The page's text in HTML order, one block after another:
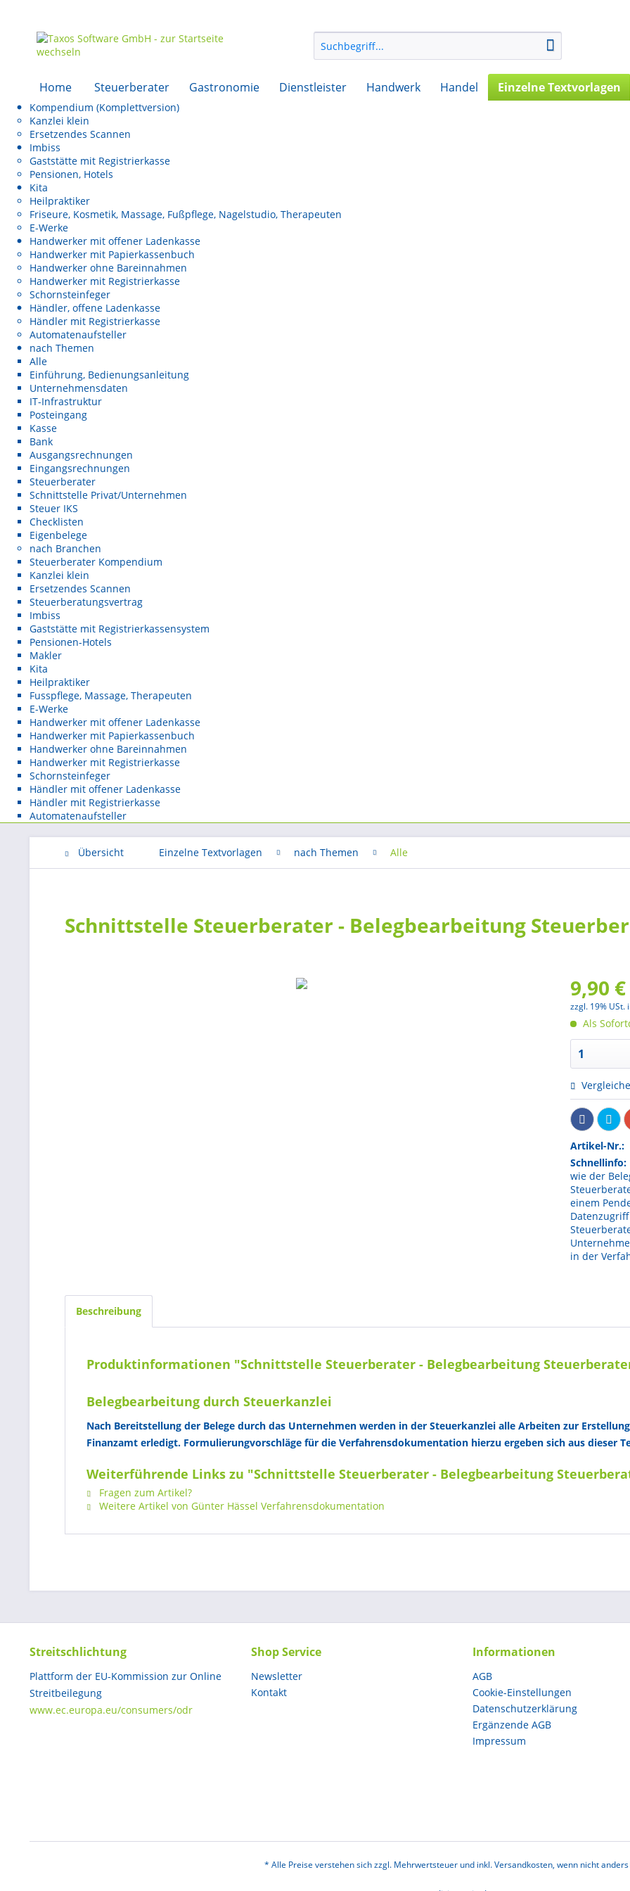
Home Steuerberater Gastronomie Dienstleister Handwerk Handel Einzelne Textvorlagen
Kompendium (Komplettversion)
Kanzlei klein
Ersetzendes Scannen
Imbiss
Gaststätte mit Registrierkasse
Pensionen, Hotels
Kita
Heilpraktiker
Friseure, Kosmetik, Massage, Fußpflege, Nagelstudio, Therapeuten
E-Werke
Handwerker mit offener Ladenkasse
Handwerker mit Papierkassenbuch
Handwerker ohne Bareinnahmen
Handwerker mit Registrierkasse
Schornsteinfeger
Händler, offene Ladenkasse
Händler mit Registrierkasse
Automatenaufsteller
nach Themen
Alle
Einführung, Bedienungsanleitung
Unternehmensdaten
IT-Infrastruktur
Posteingang
Kasse
Bank
Ausgangsrechnungen
Eingangsrechnungen
Steuerberater
Schnittstelle Privat/Unternehmen
Steuer IKS
Checklisten
Eigenbelege
nach Branchen
Steuerberater Kompendium
Kanzlei klein
Ersetzendes Scannen
Steuerberatungsvertrag
Imbiss
Gaststätte mit Registrierkassensystem
Pensionen-Hotels
Makler
Kita
Heilpraktiker
Fusspflege, Massage, Therapeuten
E-Werke
Handwerker mit offener Ladenkasse
Handwerker mit Papierkassenbuch
Handwerker ohne Bareinnahmen
Handwerker mit Registrierkasse
Schornsteinfeger
Händler mit offener Ladenkasse
Händler mit Registrierkasse
Automatenaufsteller
Übersicht Einzelne Textvorlagen nach Themen Alle
Schnittstelle Steuerberater - Belegbearbeitung
9,90
zzgl. 19%
Als
Artikel-Nr.:
Schnellinfo:
wie der
einem
in der
Beschreibung
Produktinformationen "Schnittstelle Steuerberater - Belegbearbeitung
Belegbearbeitung durch Steuerkanzlei
Nach Bereitstellung der Belege durch das Unternehmen werden in der Steuerkanzlei alle Arbeiten zur
Finanzamt erledigt. Formulierungvorschläge für die Verfahrensdokumentation hierzu ergeben sich aus dieser
Weiterführende Links zu "Schnittstelle Steuerberater - Belegbearbeitung
Fragen zum Artikel?
Weitere Artikel von Günter Hässel Verfahrensdokumentation
Streitschlichtung
Plattform der EU-Kommission zur Online
Streitbeilegung
www.ec.europa.eu/consumers/odr
Shop Service
Newsletter
Kontakt
Informationen
AGB
Cookie-Einstellungen
Datenschutzerklärung
Ergänzende AGB
Impressum
* Alle Preise verstehen sich zzgl. Mehrwertsteuer und inkl. Versandkosten, wenn nicht